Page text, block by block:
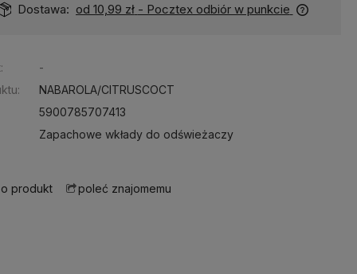
Dostawa: od 10,99 zł - Pocztex odbiór w punkcie
-
NABAROLA/CITRUSCOCT
5900785707413
Zapachowe wkłady do odświeżaczy
produkt poleć znajomemu